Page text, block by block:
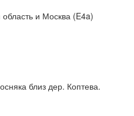
и Москва (E4a)
близ дер. Коптева.